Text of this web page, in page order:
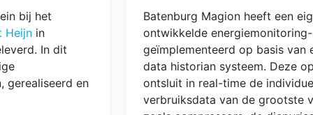
bij het
Heijnin
In dit
gerealiseerd en
Batenburg Magion heeft een
ontwikkelde
geïmplementeerd op basis van
data historian systeem. Deze
ontsluit in real-time de
verbruiksdata van de grootste